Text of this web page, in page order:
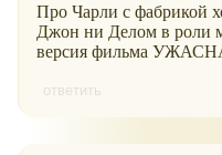
Про Чарли с фабрикой
Джон ни Делом в роли
версия фильма
ответить